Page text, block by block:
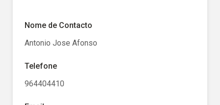
Nome de Contacto
Antonio Jose Afonso
Telefone
964404410